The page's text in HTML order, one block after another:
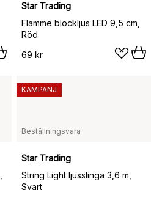
Star Trading
Flamme blockljus LED 9,5 cm,
Röd
69 kr
Beställningsvara
Star Trading
String Light ljusslinga 3,6 m,
Svart
KAMPANJ